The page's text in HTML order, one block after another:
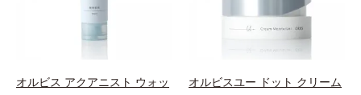
点、J－GLOBALによる自社調べ）
*2 オルビス内でかつてないオイル
クレンジングのこと*3 ポーラ化成
独自の（Ｃ１２－２０）アルキルグ
ルコシド（保湿）で形成するミセル
*4 炭酸ジカプリリル*5 乾燥や汚れ
異物として排出されにくく、肌にと
どまってうるおいを蓄えてくれま
す。刺激を受けやすくなった角層を
うるおいで満たし、脱・敏感肌を目
指します。無油分・無着色・無香
異物として排出されにくく、肌にと
どまってうるおいを蓄えてくれま
す。刺激を受けやすくなった角層を
うるおいで満たし、脱・敏感肌を目
指します。無油分・無着色・無香
オルビス アクアニスト ウォッ
オルビスユー ドット クリーム